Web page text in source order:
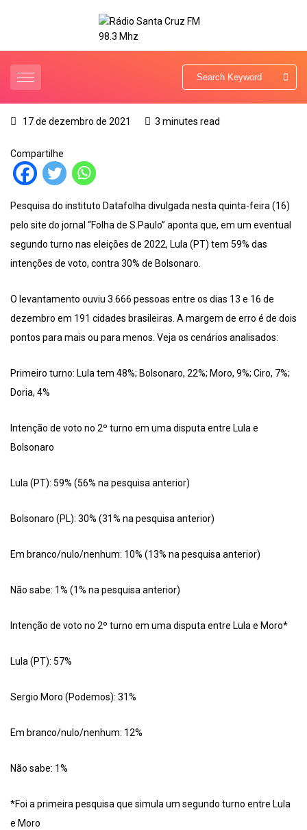
17 de dezembro de 2021 3 minutes read
Compartilhe
Pesquisa do instituto Datafolha divulgada nesta quinta-feira (16)
pelo site do jornal “Folha de S.Paulo” aponta que, em um eventual
segundo turno nas eleições de 2022, Lula (PT) tem 59% das
intenções de voto, contra 30% de Bolsonaro.
O levantamento ouviu 3.666 pessoas entre os dias 13 e 16 de
dezembro em 191 cidades brasileiras. A margem de erro é de dois
pontos para mais ou para menos. Veja os cenários analisados:
Primeiro turno: Lula tem 48%; Bolsonaro, 22%; Moro, 9%; Ciro, 7%;
Doria, 4%
Intenção de voto no 2º turno em uma disputa entre Lula e
Bolsonaro
Lula (PT): 59% (56% na pesquisa anterior)
Bolsonaro (PL): 30% (31% na pesquisa anterior)
Em branco/nulo/nenhum: 10% (13% na pesquisa anterior)
Não sabe: 1% (1% na pesquisa anterior)
Intenção de voto no 2º turno em uma disputa entre Lula e Moro*
Lula (PT): 57%
Sergio Moro (Podemos): 31%
Em branco/nulo/nenhum: 12%
Não sabe: 1%
*Foi a primeira pesquisa que simula um segundo turno entre Lula
e Moro